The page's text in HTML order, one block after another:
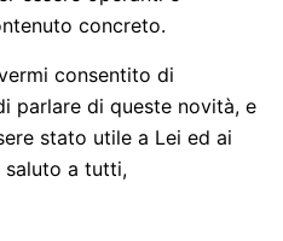
concreto.
consentito di
parlare di queste novità, e
stato utile a Lei ed ai
saluto a tutti,